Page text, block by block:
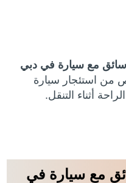
سائق مع سيارة في دبي
من استئجار سيارة
أثناء التنقل.
مع سيارة في